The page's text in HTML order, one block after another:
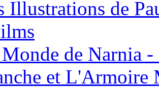
Illustrations de
de Narnia
et L'Armoire